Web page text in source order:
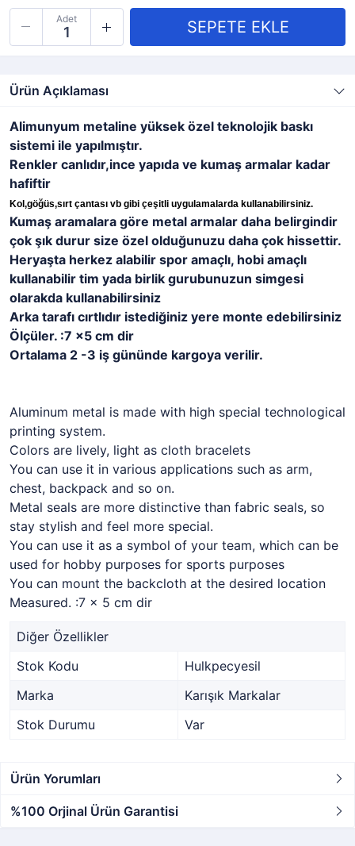
Adet
Ürün Açıklaması
Alimunyum metaline yüksek özel teknolojik baskı
sistemi ile yapılmıştır.
Renkler canlıdır,ince yapıda ve kumaş armalar kadar
hafiftir
Kol,göğüs,sırt çantası vb gibi çeşitli uygulamalarda kullanabilirsiniz.
Kumaş aramalara göre metal armalar daha belirgindir
çok şık durur size özel olduğunuzu daha çok hissettir.
Heryaşta herkez alabilir spor amaçlı, hobi amaçlı
kullanabilir tim yada birlik gurubunuzun simgesi
olarakda kullanabilirsiniz
Arka tarafı cırtlıdır istediğiniz yere monte edebilirsiniz
Ölçüler. :7 x5 cm dir
Ortalama 2 -3 iş gününde kargoya verilir.
Aluminum metal is made with high special technological
printing system.
Colors are lively, light as cloth bracelets
You can use it in various applications such as arm,
chest, backpack and so on.
Metal seals are more distinctive than fabric seals, so
stay stylish and feel more special.
You can use it as a symbol of your team, which can be
used for hobby purposes for sports purposes
You can mount the backcloth at the desired location
Measured. :7 x 5 cm dir
Diğer Özellikler
Stok Kodu
Hulkpecyesil
Marka
Karışık Markalar
Stok Durumu
Var
Ürün Yorumları
%100 Orjinal Ürün Garantisi